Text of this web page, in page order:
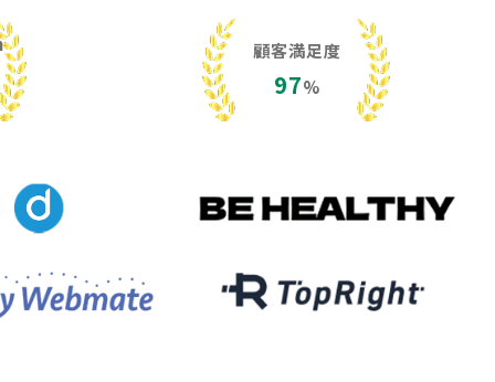
顧客満足度
97%